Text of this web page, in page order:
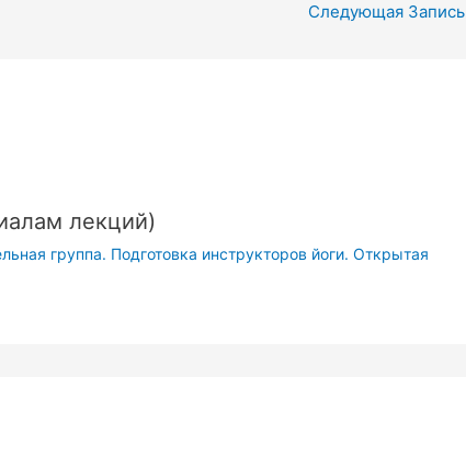
Следующая Запись
лекций)
группа. Подготовка инструкторов йоги. Открытая